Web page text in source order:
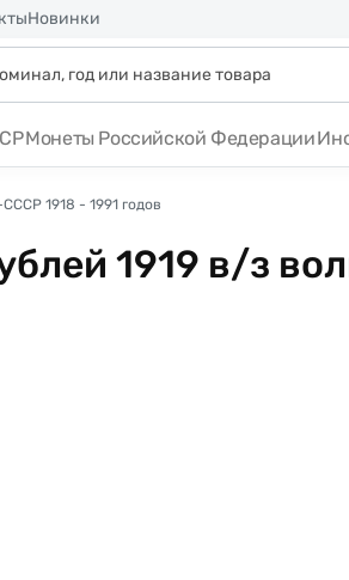
Новинки
Монеты Российской Федерации
1918 - 1991 годов
1919 в/з